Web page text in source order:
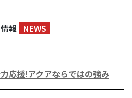
報 NEWS
応援!アクアならではの強み